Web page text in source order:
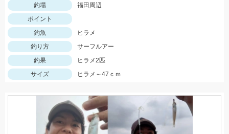
釣場
福田周辺
ポイント
釣魚
ヒラメ
釣り方
サーフルアー
釣果
ヒラメ2匹
サイズ
ヒラメ～47ｃｍ